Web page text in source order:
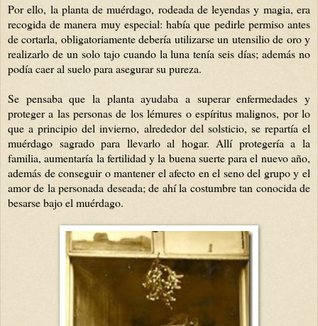
Por ello, la planta de muérdago, rodeada de leyendas y magia, era
recogida de manera muy especial: había que pedirle permiso antes
de cortarla, obligatoriamente debería utilizarse un utensilio de oro y
realizarlo de un solo tajo cuando la luna tenía seis días; además no
podía caer al suelo para asegurar su pureza.
Se pensaba que la planta ayudaba a superar enfermedades y
proteger a las personas de los lémures o espíritus malignos, por lo
que a principio del invierno, alrededor del solsticio, se repartía el
muérdago sagrado para llevarlo al hogar. Allí protegería a la
familia, aumentaría la fertilidad y la buena suerte para el nuevo año,
además de conseguir o mantener el afecto en el seno del grupo y el
amor de la personada deseada; de ahí la costumbre tan conocida de
besarse bajo el muérdago.